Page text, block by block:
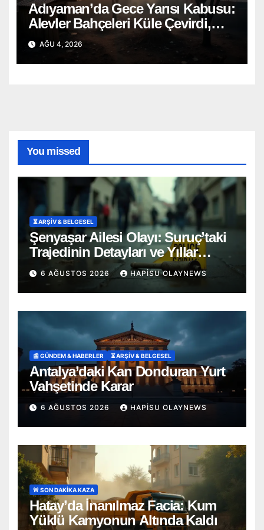
Adıyaman’da Gece Yarısı Kabusu:
Alevler Bahçeleri Küle Çevirdi,
Onlarca Can Telef Oldu!
AĞU 4, 2026
You missed
⏳ ARŞİV & BELGESEL
Şenyaşar Ailesi Olayı: Suruç’taki
Trajedinin Detayları ve Yıllar
Süren Adalet Mücadelesi
6 AĞUSTOS 2026 HAPISU OLAYNEWS
📰 GÜNDEM & HABERLER ⏳ ARŞİV & BELGESEL
Antalya’daki Kan Donduran Yurt
Vahşetinde Karar
6 AĞUSTOS 2026 HAPISU OLAYNEWS
🚨 SON DAKİKA KAZA
Hatay’da İnanılmaz Facia: Kum
Yüklü Kamyonun Altında Kaldı